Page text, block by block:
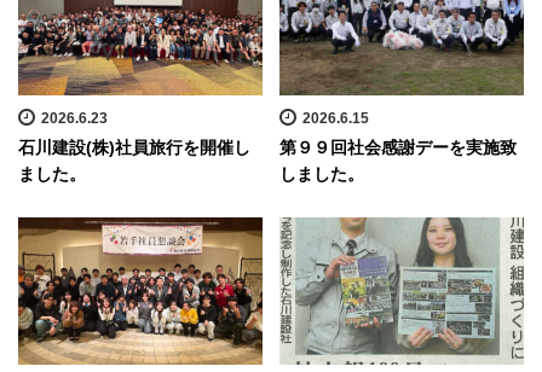
2026.6.23
石川建設(株)社員旅行を開催し
ました。
2026.6.15
第９９回社会感謝デーを実施致
しました。